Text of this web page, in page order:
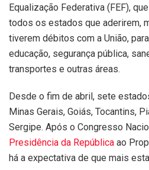
Equalização Federativa (FEF),
todos os estados que aderirem,
tiverem débitos com a União,
educação, segurança pública,
transportes e outras áreas.
Desde o fim de abril, sete
Minas Gerais, Goiás, Tocantins,
Sergipe. Após o Congresso
Presidência da República ao
há a expectativa de que mais